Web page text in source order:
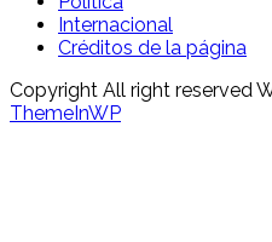
Internacional
Créditos de la página
Copyright All right reserved
ThemeInWP